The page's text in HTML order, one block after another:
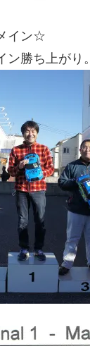
イン☆
勝ち上がり。